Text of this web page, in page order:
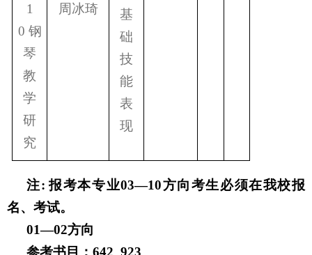
基
础
技
能
表
现
1
0 钢
琴
教
学
研
究
周冰琦
注: 报考本专业03—10方向考生必须在我校报
名、考试。
01—02方向
参考书目： 642 923